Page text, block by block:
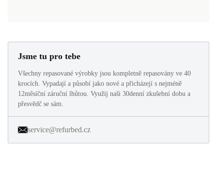
Jsme tu pro tebe
Všechny repasované výrobky jsou kompletně repasovány ve 40
krocích. Vypadají a působí jako nové a přicházejí s nejméně
12měsíční záruční lhůtou. Využij naši 30denní zkušební dobu a
přesvědč se sám.
service@refurbed.cz